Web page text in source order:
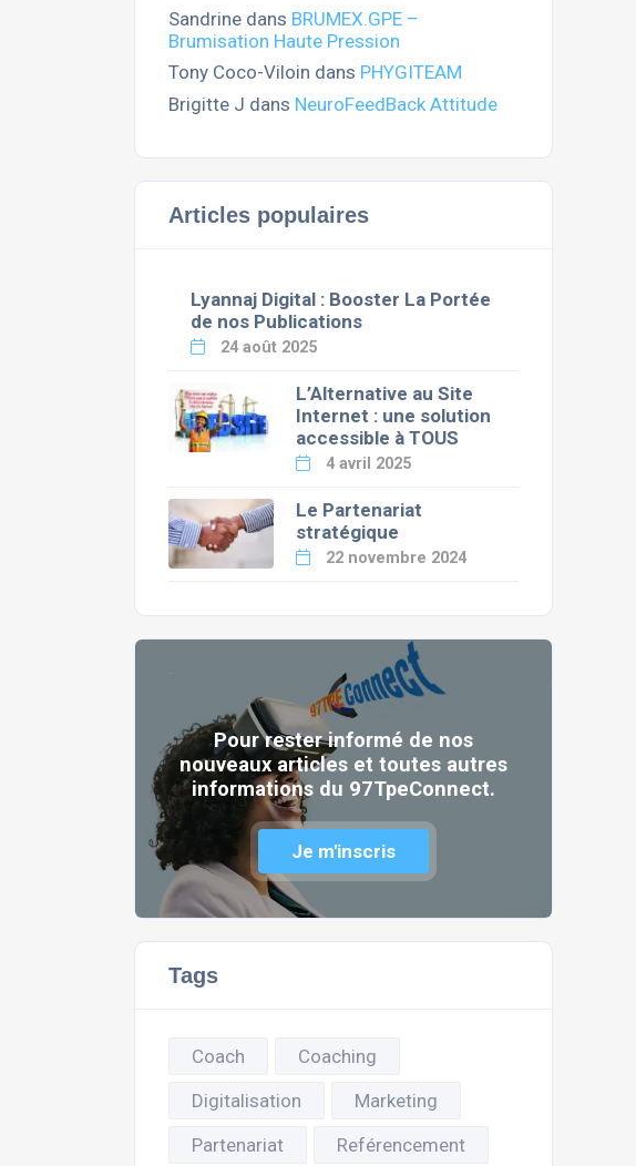
Sandrine dans BRUMEX.GPE –
Brumisation Haute Pression
Tony Coco-Viloin dans PHYGITEAM
Brigitte J dans NeuroFeedBack Attitude
Articles populaires
Lyannaj Digital : Booster La Portée
de nos Publications
24 août 2025
L’Alternative au Site
Internet : une solution
accessible à TOUS
4 avril 2025
Le Partenariat
stratégique
22 novembre 2024
Pour rester informé de nos
nouveaux articles et toutes autres
informations du 97TpeConnect.
Je m'inscris
Tags
Coach
Coaching
Digitalisation
Marketing
Partenariat
Reférencement